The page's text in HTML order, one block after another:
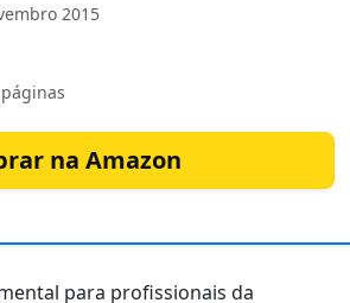
2015
na Amazon
para profissionais da